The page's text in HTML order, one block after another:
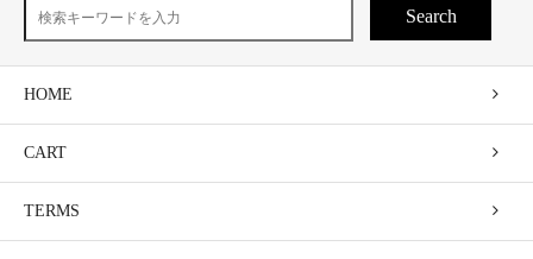
Search
HOME
CART
TERMS